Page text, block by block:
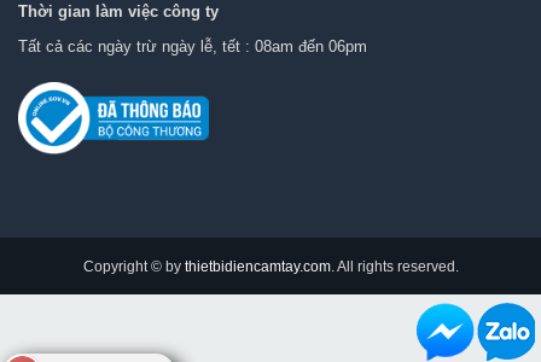
Thời gian làm việc công ty
Tất cả các ngày trừ ngày lễ, tết : 08am đến 06pm
Copyright © by thietbidiencamtay.com. All rights reserved.